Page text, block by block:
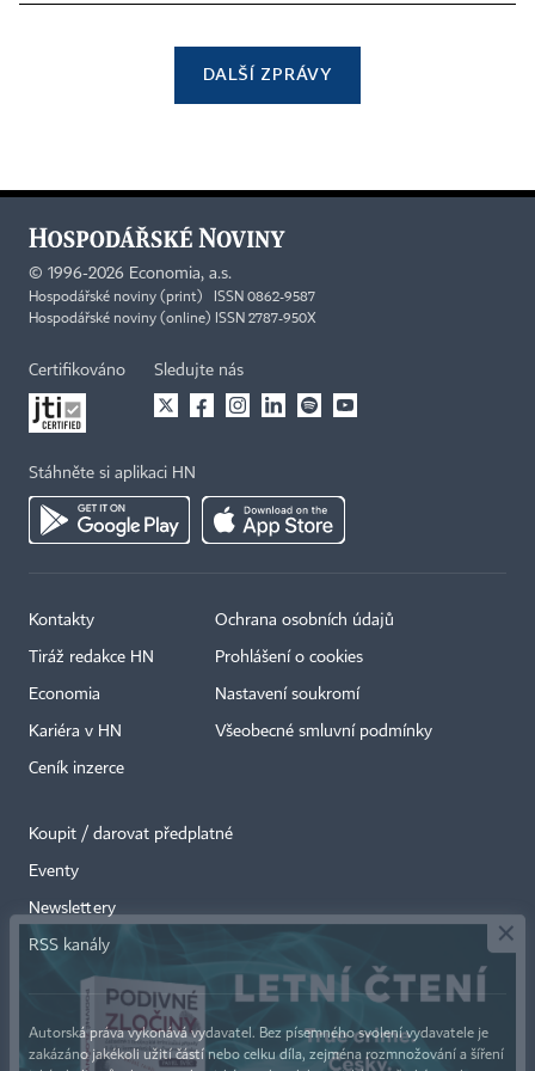
DALŠÍ ZPRÁVY
© 1996-2026 Economia, a.s.
Hospodářské noviny (print) ISSN 0862-9587
Hospodářské noviny (online) ISSN 2787-950X
Certifikováno Sledujte nás
Stáhněte si aplikaci HN
Kontakty
Tiráž redakce HN
Economia
Kariéra v HN
Ceník inzerce
Ochrana osobních údajů
Prohlášení o cookies
Nastavení soukromí
Všeobecné smluvní podmínky
Koupit / darovat předplatné
Eventy
Newslettery
RSS kanály
Autorská práva vykonává vydavatel. Bez písemného svolení vydavatele je
zakázáno jakékoli užití částí nebo celku díla, zejména rozmnožování a šíření